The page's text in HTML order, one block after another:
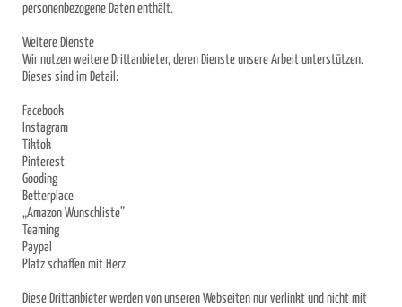
personenbezogene Daten enthält.
Weitere Dienste
Wir nutzen weitere Drittanbieter, deren Dienste unsere Arbeit unterstützen.
Dieses sind im Detail:
Facebook
Instagram
Tiktok
Pinterest
Gooding
Betterplace
„Amazon Wunschliste“
Teaming
Paypal
Platz schaffen mit Herz
Diese Drittanbieter werden von unseren Webseiten nur verlinkt und nicht mit